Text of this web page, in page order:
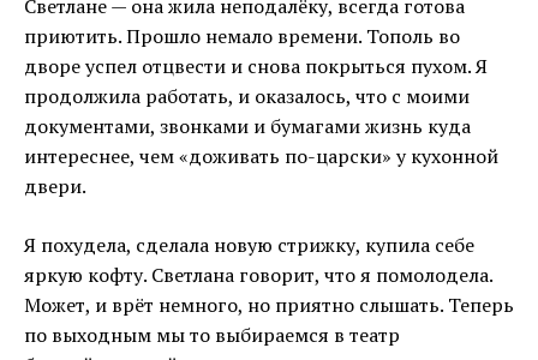
Светлане — она жила неподалёку, всегда готова
приютить. Прошло немало времени. Тополь во
дворе успел отцвести и снова покрыться пухом. Я
продолжила работать, и оказалось, что с моими
документами, звонками и бумагами жизнь куда
интереснее, чем «доживать по-царски» у кухонной
двери.
Я похудела, сделала новую стрижку, купила себе
яркую кофту. Светлана говорит, что я помолодела.
Может, и врёт немного, но приятно слышать. Теперь
по выходным мы то выбираемся в театр